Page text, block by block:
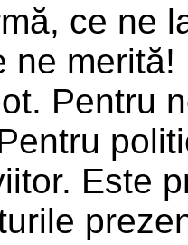
ce ne
ne
Pentru
Este